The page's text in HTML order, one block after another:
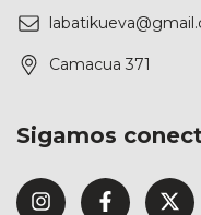
Camacua 371
Sigamos